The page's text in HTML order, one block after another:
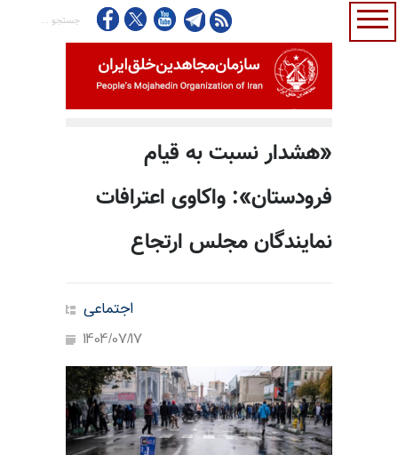
«هشدار نسبت به قیام
فرودستان»: واکاوی اعترافات
نمایندگان مجلس ارتجاع
اجتماعی
1404/07/17